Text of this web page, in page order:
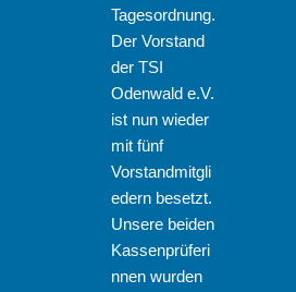
Tagesordnung.
Der Vorstand
der TSI
Odenwald e.V.
ist nun wieder
mit fünf
Vorstandmitgli
edern besetzt.
Unsere beiden
Kassenprüferi
nnen wurden